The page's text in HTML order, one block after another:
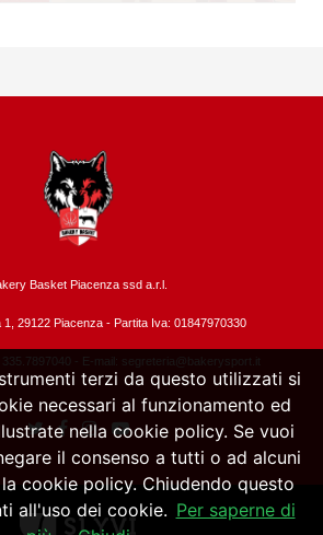
Basket Piacenza ssd a.r.l.
1, 29122 Piacenza - Partita Iva: 01847970330
- E-mail: segreteria@bakerysport.it
terzi da questo utilizzati si
necessari al funzionamento ed
nella cookie policy. Se vuoi
il consenso a tutti o ad alcuni
cookie policy. Chiudendo questo
all'uso dei cookie. Per saperne di